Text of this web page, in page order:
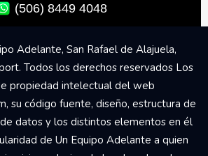
(506) 8449 4048
Adelante, San Rafael de Alajuela,
Todos los derechos reservados Los
propiedad intelectual del web
su código fuente, diseño, estructura de
datos y los distintos elementos en él
de Un Equipo Adelante a quien